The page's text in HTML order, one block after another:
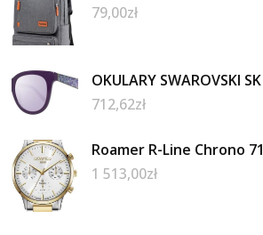
79,00zł
OKULARY SWAROVSKI
712,62zł
Roamer R-Line Chrono
1 513,00zł